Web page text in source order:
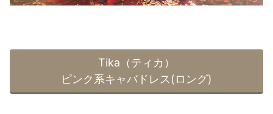
Tika（ティカ）
ピンク系キャバドレス(ロング)